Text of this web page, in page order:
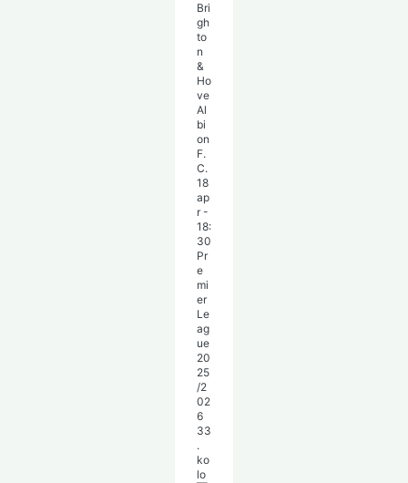
Bri
gh
to
n
&
Ho
ve
Al
bi
on
F.
C.
18
ap
r -
18:
30
Pr
e
mi
er
Le
ag
ue
20
25
/2
02
6
33
.
ko
lo